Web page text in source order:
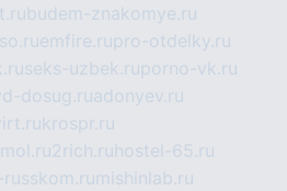
budem-znakomye.ru
emfire.rupro-otdelky.ru
seks-uzbek.ruporno-vk.ru
dosug.ruadonyev.ru
krospr.ru
2rich.ru hostel-65.ru
mishinlab.ru